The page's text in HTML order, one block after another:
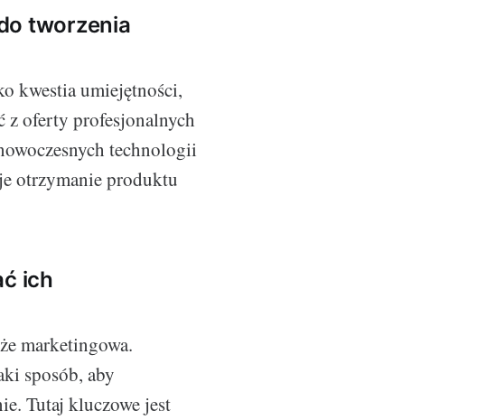
tworzenia
kwestia umiejętności,
z oferty profesjonalnych
technologii
otrzymanie produktu
ich
marketingowa.
sposób, aby
Tutaj kluczowe jest